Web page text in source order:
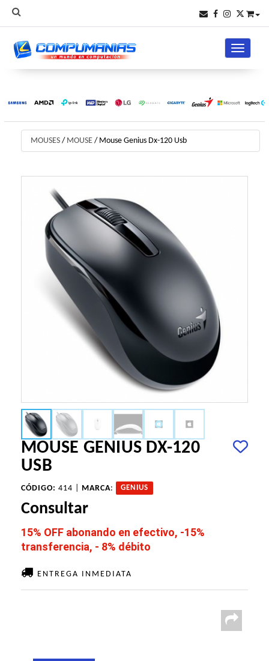
Toggle
MOUSES / MOUSE / Mouse Genius Dx-120 Usb
MOUSE GENIUS DX-120
USB
CÓDIGO: 414 | MARCA: GENIUS
Consultar
15% OFF abonando en efectivo, -15%
transferencia, - 8% débito
ENTREGA INMEDIATA